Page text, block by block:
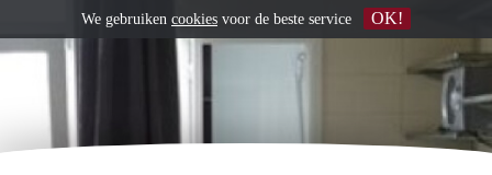
We gebruiken cookies voor de beste service OK!